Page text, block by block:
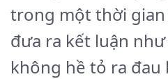
trong một thời
đưa ra kết luận như
không hề tỏ ra